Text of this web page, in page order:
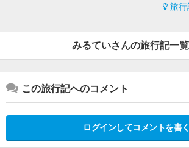
旅行
みるていさんの旅行記一覧
この旅行記へのコメント
ログインしてコメントを書く